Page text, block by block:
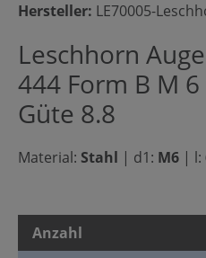
Hersteller: LE70005-
Leschhorn
444 Form B M
Güte 8.8
Material: Stahl | d1: M6 | l:
Anzahl